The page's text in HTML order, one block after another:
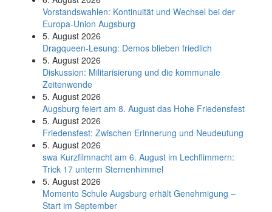
Vorstandswahlen: Kontinuität und Wechsel bei der
Europa-Union Augsburg
5. August 2026
Dragqueen-Lesung: Demos blieben friedlich
5. August 2026
Diskussion: Mi­li­ta­ri­sie­rung und die kommunale
Zeitenwende
5. August 2026
Augsburg feiert am 8. August das Hohe Friedensfest
5. August 2026
Friedensfest: Zwischen Erinnerung und Neudeutung
5. August 2026
swa Kurz­film­nacht am 6. August im Lech­flim­mern:
Trick 17 unterm Sternen­himmel
5. August 2026
Momento Schule Augsburg erhält Genehmigung –
Start im September